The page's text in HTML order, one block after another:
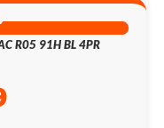
R05 91H BL 4PR